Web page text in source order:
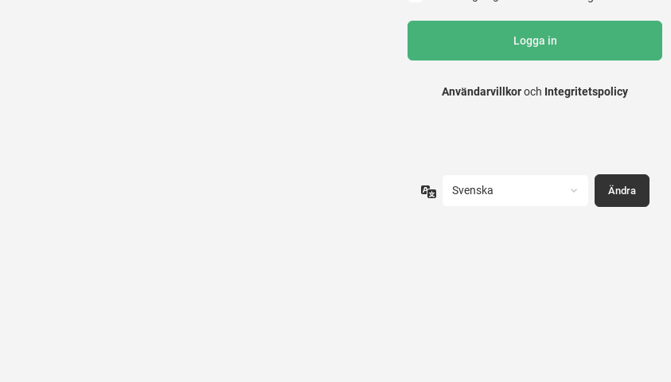
Användarvillkoroch Integritetspolicy
Språk